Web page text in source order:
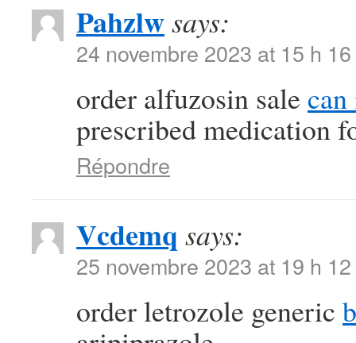
Pahzlwsays:
24 novembre 2023 at 15 h
order alfuzosin sale
prescribed medication
Répondre
Vcdemq says:
25 novembre 2023 at 19 h
order letrozole generic